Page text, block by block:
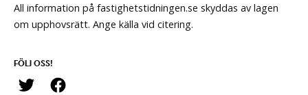
All information på fastighetstidningen.se skyddas av lagen
om upphovsrätt. Ange källa vid citering.
FÖLJ OSS!